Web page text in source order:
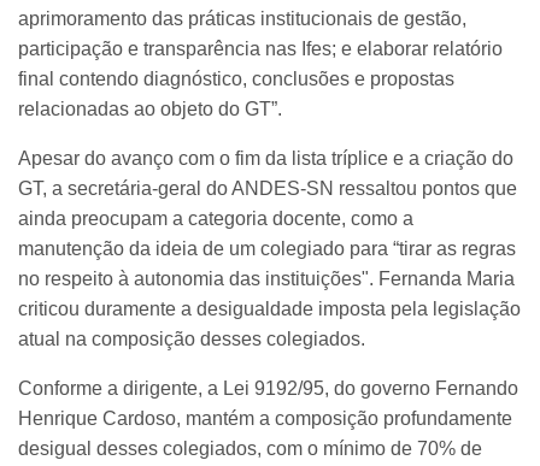
aprimoramento das práticas institucionais de gestão,
participação e transparência nas Ifes; e elaborar relatório
final contendo diagnóstico, conclusões e propostas
relacionadas ao objeto do GT”.
Apesar do avanço com o fim da lista tríplice e a criação do
GT, a secretária-geral do ANDES-SN ressaltou pontos que
ainda preocupam a categoria docente, como a
manutenção da ideia de um colegiado para “tirar as regras
no respeito à autonomia das instituições". Fernanda Maria
criticou duramente a desigualdade imposta pela legislação
atual na composição desses colegiados.
Conforme a dirigente, a Lei 9192/95, do governo Fernando
Henrique Cardoso, mantém a composição profundamente
desigual desses colegiados, com o mínimo de 70% de